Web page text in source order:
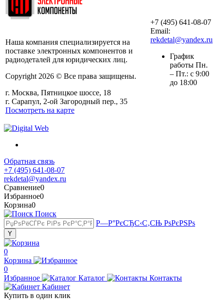
Наша компания специализируется на
поставке электронных компонентов и
радиодеталей для юридических лиц.
Copyright 2026 © Все права защищены.
г. Москва, Пятницкое шоссе, 18
г. Сарапул, 2-ой Загородный пер., 35
Посмотреть на карте
+7 (495) 641-08-07
Email:
rekdetal@yandex.ru
График
работы Пн.
– Пт.: с 9:00
до 18:00
Обратная связь
+7 (495) 641-08-07
rekdetal@yandex.ru
Сравнение0
Избранное0
Корзина0
Поиск
Р—Р°РєСЂС‹С‚СЊ РѕРєРЅРѕ
0
Корзина
0
Избранное
Каталог
Контакты
Кабинет
Купить в один клик